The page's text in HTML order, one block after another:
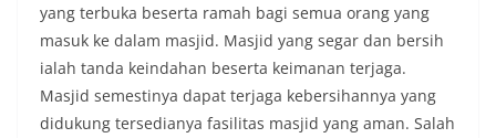
yang terbuka beserta ramah bagi semua orang yang
masuk ke dalam masjid. Masjid yang segar dan bersih
ialah tanda keindahan beserta keimanan terjaga.
Masjid semestinya dapat terjaga kebersihannya yang
didukung tersedianya fasilitas masjid yang aman. Salah